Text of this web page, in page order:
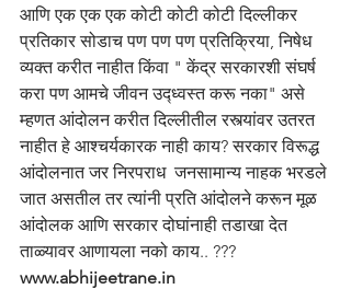
आणि एक एक एक कोटी कोटी कोटी दिल्लीकर
प्रतिकार सोडाच पण पण पण प्रतिक्रिया, निषेध
व्यक्त करीत नाहीत किंवा " केंद्र सरकारशी संघर्ष
करा पण आमचे जीवन उद्ध्वस्त करू नका" असे
म्हणत आंदोलन करीत दिल्लीतील रस्त्यांवर उतरत
नाहीत हे आश्चर्यकारक नाही काय? सरकार विरूद्ध
आंदोलनात जर निरपराध  जनसामान्य नाहक भरडले
जात असतील तर त्यांनी प्रति आंदोलने करून मूळ
आंदोलक आणि सरकार दोघांनाही तडाखा देत
ताळ्यावर आणायला नको काय.. ???
www.abhijeetrane.in